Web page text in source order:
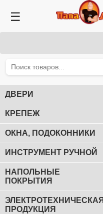
☰
ДВЕРИ
КРЕПЕЖ
ОКНА, ПОДОКОННИКИ
ИНСТРУМЕНТ РУЧНОЙ
НАПОЛЬНЫЕ
ПОКРЫТИЯ
ЭЛЕКТРОТЕХНИЧЕСКАЯ
ПРОДУКЦИЯ